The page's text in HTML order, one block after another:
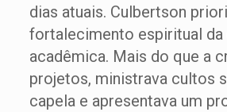
dias atuais. Culbertson
fortalecimento espiritual da
acadêmica. Mais do que a
projetos, ministrava cultos
capela e apresentava um